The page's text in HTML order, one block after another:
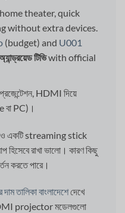
theater, quick
without extra devices.
(budget) and U001
টিভিwith official
HDMI দিয়ে
বা PC)।
একটি streaming stick
রাখা ভালো। কারণ কিছু
করতে পারে।
দাম তালিকা বাংলাদেশেদেখে
projector মডেলগুলো